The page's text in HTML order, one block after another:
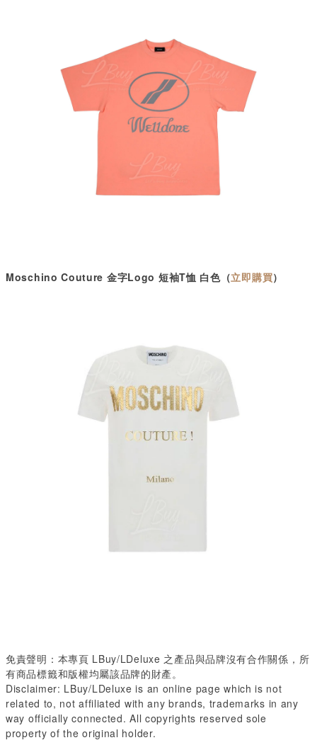
Moschino Couture 金字Logo 短袖T恤 白色（立即購買）
免責聲明：本專頁 LBuy/LDeluxe 之產品與品牌沒有合作關係，所
有商品標籤和版權均屬該品牌的財產。
Disclaimer: LBuy/LDeluxe is an online page which is not
related to, not affiliated with any brands, trademarks in any
way officially connected. All copyrights reserved sole
property of the original holder.